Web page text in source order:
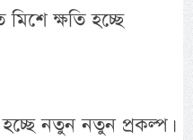
ক্ষতি হচ্ছে
নতুন নতুন প্রকল্প।